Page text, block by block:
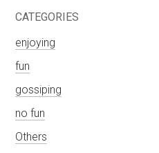
CATEGORIES
enjoying
fun
gossiping
no fun
Others